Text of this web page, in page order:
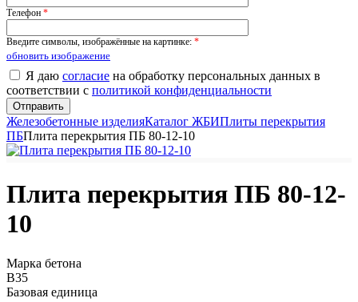
Телефон *
Введите символы, изображённые на картинке: *
обновить изображение
Я даю согласие на обработку персональных данных в
соответствии с политикой конфиденциальности
Железобетонные изделияКаталог ЖБИПлиты перекрытия
ПБПлита перекрытия ПБ 80-12-10
Плита перекрытия ПБ 80-12-
10
Марка бетона
B35
Базовая единица